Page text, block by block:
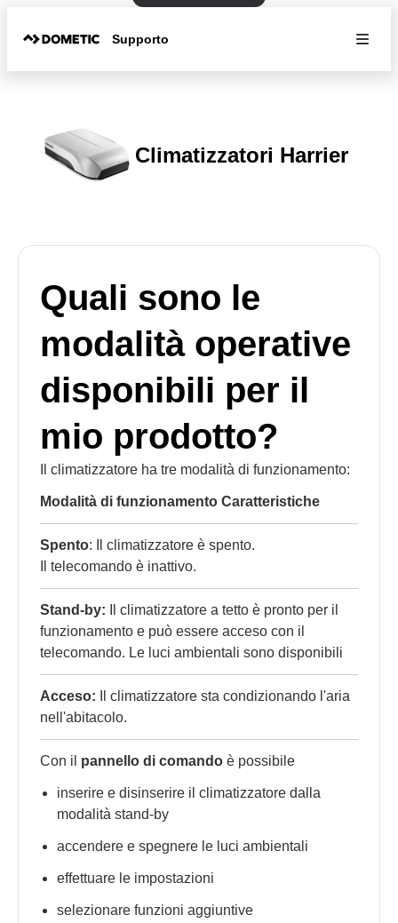
Supporto
Climatizzatori Harrier
Quali sono le
modalità operative
disponibili per il
mio prodotto?
Il climatizzatore ha tre modalità di funzionamento:
Modalità di funzionamento Caratteristiche
Spento: Il climatizzatore è spento.
Il telecomando è inattivo.
Stand-by: Il climatizzatore a tetto è pronto per il
funzionamento e può essere acceso con il
telecomando. Le luci ambientali sono disponibili
Acceso: Il climatizzatore sta condizionando l'aria
nell'abitacolo.
Con il pannello di comando è possibile
inserire e disinserire il climatizzatore dalla
modalità stand-by
accendere e spegnere le luci ambientali
effettuare le impostazioni
selezionare funzioni aggiuntive